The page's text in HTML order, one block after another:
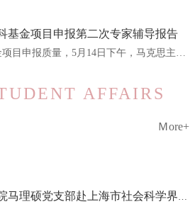
基金项目申报第二次专家辅导报告
为进一步提升国家社科基金项目申报质量，5月14日下午，马克思主义学院在学院楼334室举办2026年国家社科基金...
AFFAIRS
Ｍore+
东华大学马克思主义学院马理硕党支部赴上海市社会科学界联合会开展主题党日理论研学活动